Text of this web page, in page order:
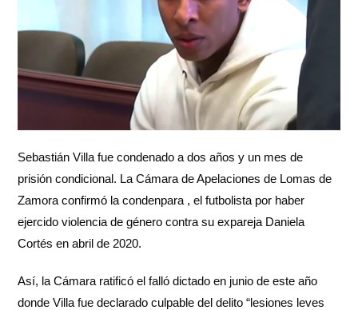
Sebastián Villa fue condenado a dos años y un mes de
prisión condicional. La Cámara de Apelaciones de Lomas de
Zamora confirmó la condenpara , el futbolista por haber
ejercido violencia de género contra su expareja Daniela
Cortés en abril de 2020.
Así, la Cámara ratificó el falló dictado en junio de este año
donde Villa fue declarado culpable del delito “lesiones leves